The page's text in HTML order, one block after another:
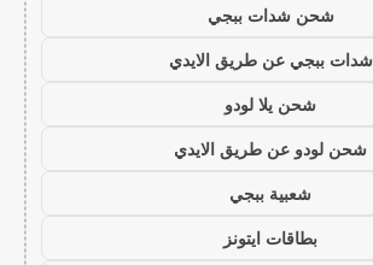
شحن شدات ببجي
شدات ببجي عن طريق الايدي
شحن يلا لودو
شحن لودو عن طريق الايدي
شعبية ببجي
بطاقات ايتونز